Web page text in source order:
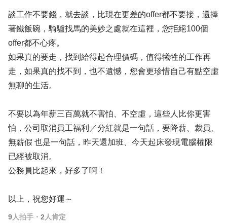
談工作不要錢，就去談，比現在更差的offer都不要接，還捧
著鐵飯碗，騎驢找馬的美妙之處就在這裡，您拒絕100個
offer都不心疼。
如果真的要走，找到給得起合理價碼，值得犧牲的工作再
走，如果真的找不到，也不遺憾，您會更珍惜自己有點空虛
無聊的生活。
不要以為年薪三百萬就不害怕、不空虛，這些人比你更害
怕，公司取消員工福利／分紅就是一句話，要降薪、裁員、
無薪假 也是一句話，昨天還加班、今天起床發現電腦權限
已經被取消。
公務員比起來，好多了啊！
以上，祝您好運～
9人拍手 ・ 2 人肯定